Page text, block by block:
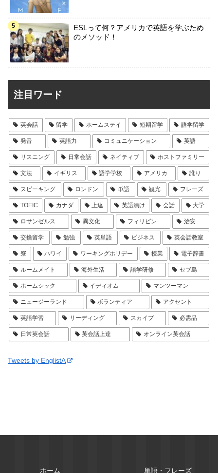
ESLって何？アメリカで英語を学ぶため
のメソッド！
注目ワード
英会話 留学 ホームステイ 短期留学 語学留学
発音 英語力 コミュニケーション 英語
リスニング 日常会話 ネイティブ ホストファミリー
文法 イギリス 語学学校 アメリカ 訛り
スピーキング ロンドン 単語 観光 フレーズ
TOEIC カナダ 上達 英語漬け 会話 大学
ロサンゼルス 異文化 フィリピン 治安
交換留学 勉強 英単語 ビジネス 英会話教室
寮 ハワイ ワーキングホリデー 授業 電子辞書
ルームメイト 海外生活 語学研修 セブ島
ホームシック イディオム マンツーマン
ニュージーランド ボランティア アクセント
英語学習 リーディング スカイプ 必需品
日常英会話 英会話上達 オンライン英会話
Tweets by EnglistA
ホーム 単語・フレーズ